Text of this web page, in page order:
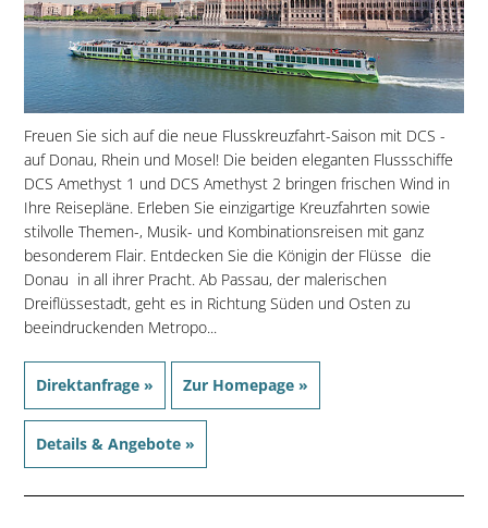
Freuen Sie sich auf die neue Flusskreuzfahrt-Saison mit DCS -
auf Donau, Rhein und Mosel! Die beiden eleganten Flussschiffe
DCS Amethyst 1 und DCS Amethyst 2 bringen frischen Wind in
Ihre Reisepläne. Erleben Sie einzigartige Kreuzfahrten sowie
stilvolle Themen-, Musik- und Kombinationsreisen mit ganz
besonderem Flair. Entdecken Sie die Königin der Flüsse  die
Donau  in all ihrer Pracht. Ab Passau, der malerischen
Dreiflüssestadt, geht es in Richtung Süden und Osten zu
beeindruckenden Metropo...
Direktanfrage » Zur Homepage »
Details & Angebote »